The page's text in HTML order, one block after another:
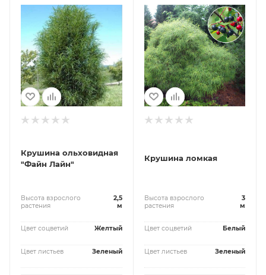
Крушина ольховидная
"Файн Лайн"
Высота взрослого
растения
2,5
м
Цвет соцветий Желтый
Цвет листьев Зеленый
Крушина ломкая
Высота взрослого
растения
3
м
Цвет соцветий Белый
Цвет листьев Зеленый